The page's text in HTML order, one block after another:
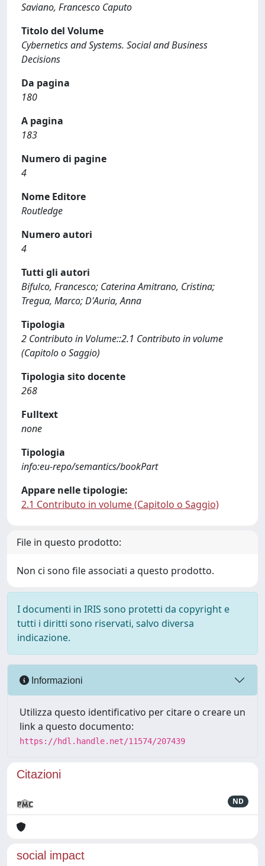
Saviano, Francesco Caputo
Titolo del Volume
Cybernetics and Systems. Social and Business
Decisions
Da pagina
180
A pagina
183
Numero di pagine
4
Nome Editore
Routledge
Numero autori
4
Tutti gli autori
Bifulco, Francesco; Caterina Amitrano, Cristina;
Tregua, Marco; D'Auria, Anna
Tipologia
2 Contributo in Volume::2.1 Contributo in volume
(Capitolo o Saggio)
Tipologia sito docente
268
Fulltext
none
Tipologia
info:eu-repo/semantics/bookPart
Appare nelle tipologie:
2.1 Contributo in volume (Capitolo o Saggio)
File in questo prodotto:
Non ci sono file associati a questo prodotto.
I documenti in IRIS sono protetti da copyright e
tutti i diritti sono riservati, salvo diversa
indicazione.
Informazioni
Utilizza questo identificativo per citare o creare un
link a questo documento:
https://hdl.handle.net/11574/207439
Citazioni
ND
social impact